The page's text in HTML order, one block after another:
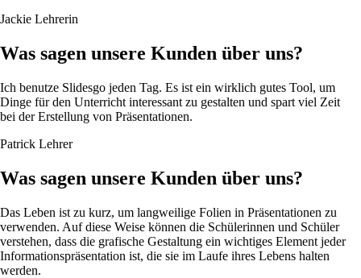
Jackie Lehrerin
Was sagen unsere Kunden über uns?
Ich benutze Slidesgo jeden Tag. Es ist ein wirklich gutes Tool, um
Dinge für den Unterricht interessant zu gestalten und spart viel Zeit
bei der Erstellung von Präsentationen.
Patrick Lehrer
Was sagen unsere Kunden über uns?
Das Leben ist zu kurz, um langweilige Folien in Präsentationen zu
verwenden. Auf diese Weise können die Schülerinnen und Schüler
verstehen, dass die grafische Gestaltung ein wichtiges Element jeder
Informationspräsentation ist, die sie im Laufe ihres Lebens halten
werden.